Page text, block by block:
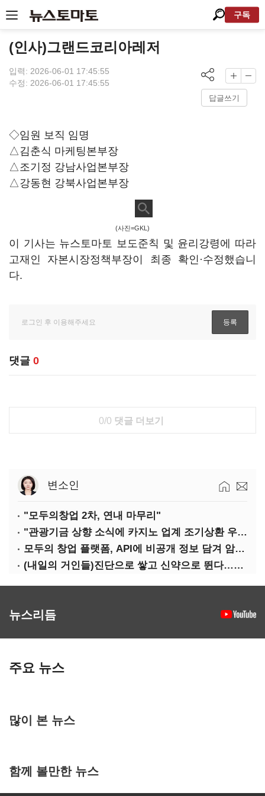
구독
(인사)그랜드코리아레저
입력: 2026-06-01 17:45:55
수정: 2026-06-01 17:45:55
답글쓰기
◇임원 보직 임명
△김춘식 마케팅본부장
△조기정 강남사업본부장
△강동현 강북사업본부장
(사진=GKL)
이 기사는 뉴스토마토 보도준칙 및 윤리강령에 따라
고재인 자본시장정책부장이 최종 확인·수정했습니
다.
댓글 0
0/0 댓글 더보기
변소인
"모두의창업 2차, 연내 마무리"
"관광기금 상향 소식에 카지노 업계 조기상환 우려"
모두의 창업 플랫폼, API에 비공개 정보 담겨 암호키까지 새나갔다
(내일의 거인들)진단으로 쌓고 신약으로 뛴다…세니젠의 대전환
뉴스리듬
주요 뉴스
많이 본 뉴스
함께 볼만한 뉴스